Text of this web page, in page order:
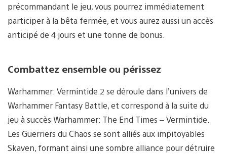
précommandant le jeu, vous pourrez immédiatement
participer à la bêta fermée, et vous aurez aussi un accès
anticipé de 4 jours et une tonne de bonus.
Combattez ensemble ou périssez
Warhammer: Vermintide 2 se déroule dans l’univers de
Warhammer Fantasy Battle, et correspond à la suite du
jeu à succès Warhammer: The End Times – Vermintide.
Les Guerriers du Chaos se sont alliés aux impitoyables
Skaven, formant ainsi une sombre alliance pour détruire